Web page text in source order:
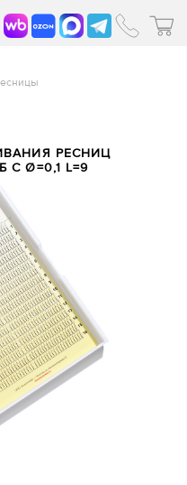
РЕСНИЦ
С Ø=0,1 L=9